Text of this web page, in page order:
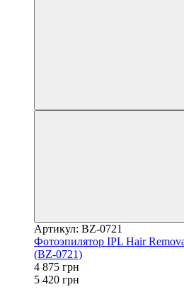
Артикул: BZ-0721
Фотоэпилятор IPL Hair
(BZ-0721)
4 875 грн
5 420 грн